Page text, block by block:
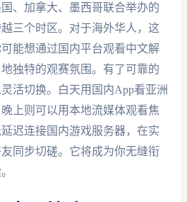
、加拿大、墨西哥联合举办的
三个时区。对于海外华人，这
能想通过国内平台观看中文解
独特的观赛氛围。有了可靠的
活切换。白天用国内App看亚洲
上则可以用本地流媒体观看焦
迟连接国内游戏服务器，在实
同步切磋。它将成为你无缝衔